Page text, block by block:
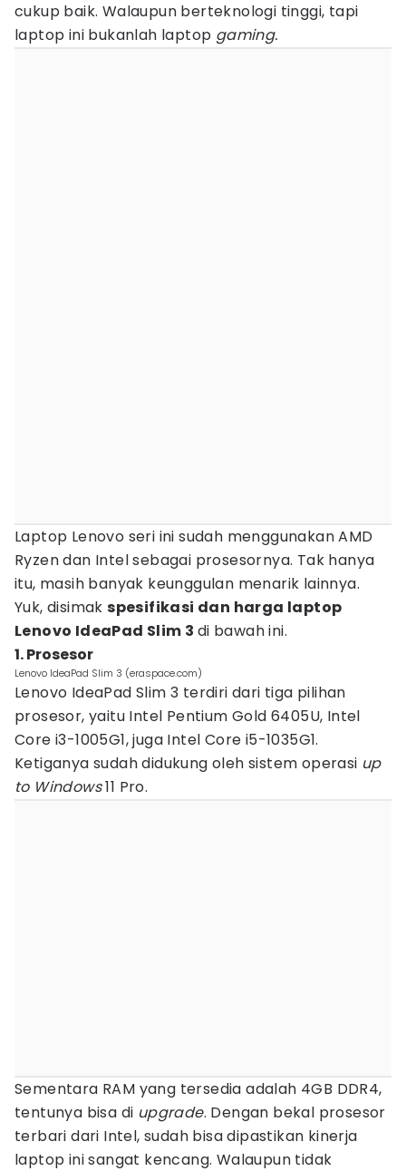
cukup baik. Walaupun berteknologi tinggi, tapi
laptop ini bukanlah laptop gaming.
Laptop Lenovo seri ini sudah menggunakan AMD
Ryzen dan Intel sebagai prosesornya. Tak hanya
itu, masih banyak keunggulan menarik lainnya.
Yuk, disimakspesifikasi dan harga laptop
Lenovo IdeaPad Slim 3 di bawah ini.
1. Prosesor
Lenovo IdeaPad Slim 3 (eraspace.com)
Lenovo IdeaPad Slim 3 terdiri dari tiga pilihan
prosesor, yaitu Intel Pentium Gold 6405U, Intel
Core i3-1005G1, juga Intel Core i5-1035G1.
Ketiganya sudah didukung oleh sistem operasi up
to Windows11 Pro.
Sementara RAM yang tersedia adalah 4GB DDR4,
tentunya bisa di upgrade. Dengan bekal prosesor
terbari dari Intel, sudah bisa dipastikan kinerja
laptop ini sangat kencang. Walaupun tidak